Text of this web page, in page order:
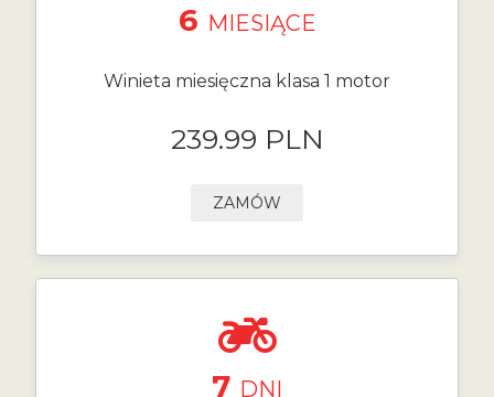
6 MIESIĄCE
Winieta miesięczna klasa 1 motor
239.99 PLN
ZAMÓW
7 DNI